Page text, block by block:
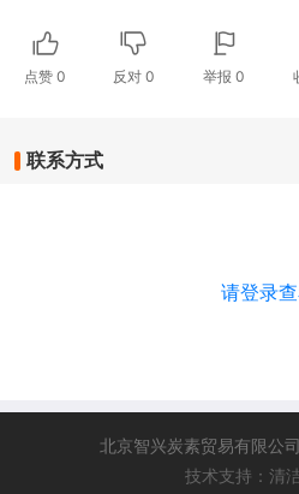
点赞 0 反对0 举报 0
联系方式
请登录
北京智兴炭素贸易有限公
技术支持：清